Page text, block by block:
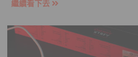
繼續看下去